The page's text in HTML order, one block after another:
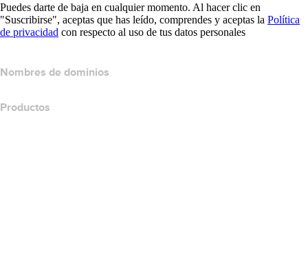
Puedes darte de baja en cualquier momento. Al hacer clic en
"Suscribirse", aceptas que has leído, comprendes y aceptas la Política
de privacidad con respecto al uso de tus datos personales
Nombres de dominios
Productos